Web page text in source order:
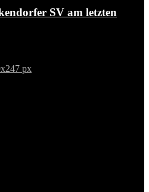
SV am letzten